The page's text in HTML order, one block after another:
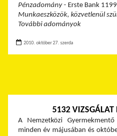
Pénzadomány - Erste Bank
Munkaeszközök, közvetlenül
További adományok
2010. október 27. szerda
5132 VIZSGÁLAT
A Nemzetközi
minden év májusában és